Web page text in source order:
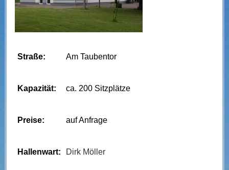
Straße: Am Taubentor
Kapazität: ca. 200 Sitzplätze
Preise: auf Anfrage
Hallenwart: Dirk Möller